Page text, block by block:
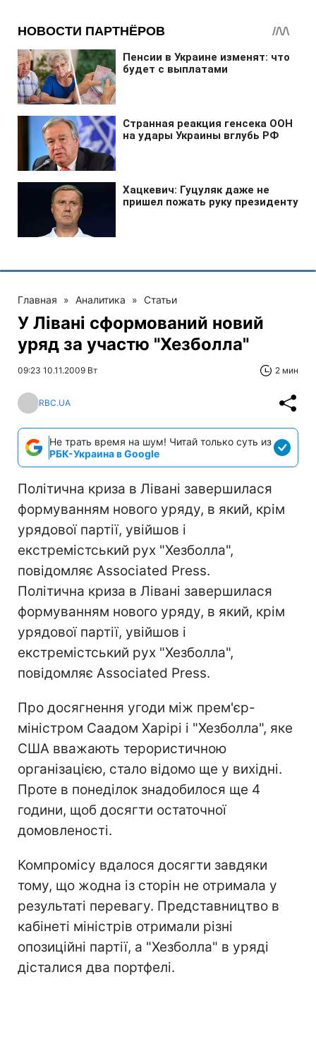
Главная » Аналитика » Статьи
У Лівані сформований новий
уряд за участю "Хезболла"
09:23 10.11.2009 Вт 2 мин
RBC.UA
Не трать время на шум! Читай только суть из
РБК-Украина в Google
Політична криза в Лівані завершилася
формуванням нового уряду, в який, крім
урядової партії, увійшов і
екстремістський рух "Хезболла",
повідомляє Associated Press.
Політична криза в Лівані завершилася
формуванням нового уряду, в який, крім
урядової партії, увійшов і
екстремістський рух "Хезболла",
повідомляє Associated Press.
Про досягнення угоди між прем'єр-
міністром Саадом Харірі і "Хезболла", яке
США вважають терористичною
організацією, стало відомо ще у вихідні.
Проте в понеділок знадобилося ще 4
години, щоб досягти остаточної
домовленості.
Компромісу вдалося досягти завдяки
тому, що жодна із сторін не отримала у
результаті перевагу. Представництво в
кабінеті міністрів отримали різні
опозиційні партії, а "Хезболла" в уряді
дісталися два портфелі.